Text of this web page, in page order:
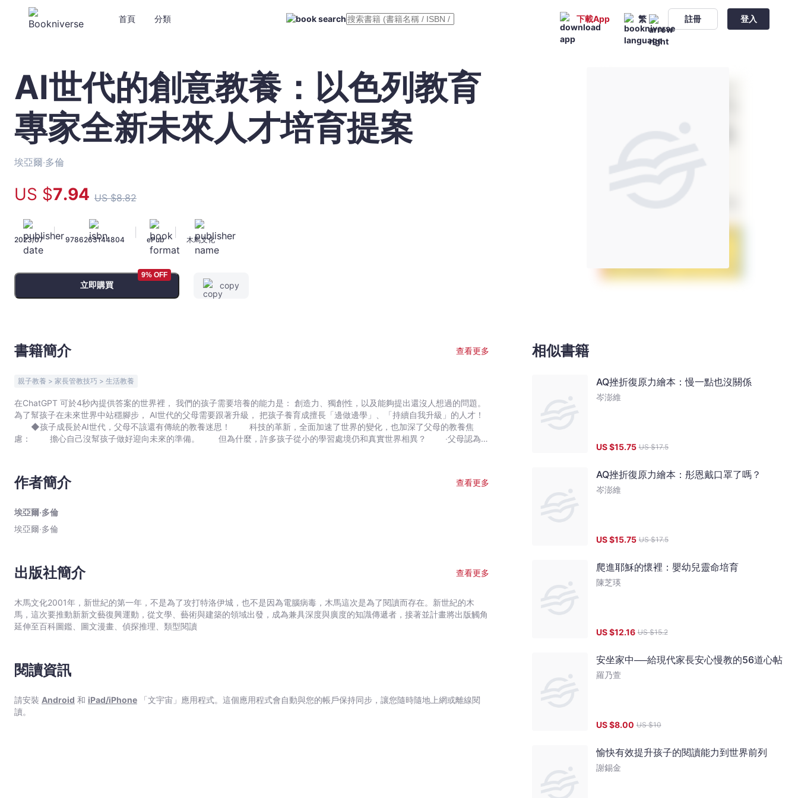
首頁 分類 下載App 繁 註冊 登入
AI
世
代
的
創
教
以
色
列
教
育
家
新
人
才
育
提
案
埃
爾‧
多
-
文
｜
AI世代的創意教養：以色列教育
專家全新未來人才培育提案
埃亞爾‧多倫
US $7.94 US $8.82
2023/07
|
9786263144804 ePub 木馬文化
立即購買
9% OFF
copy
書籍簡介 查看更多
親子教養 > 家長管教技巧 > 生活教養
在ChatGPT 可於4秒內提供答案的世界裡， 我們的孩子需要培養的能力是： 創造力、獨創性，以及能夠提出還沒人想過的問題。
為了幫孩子在未來世界中站穩腳步， AI世代的父母需要跟著升級， 把孩子養育成擅長「邊做邊學」、「持續自我升級」的人才！
◆孩子成長於AI世代，父母不該還有傳統的教養迷思！ 科技的革新，全面加速了世界的變化，也加深了父母的教養焦
慮： 擔心自己沒幫孩子做好迎向未來的準備。 但為什麼，許多孩子從小的學習處境仍和真實世界相異？ ‧父母認為創
的行業？ ◆升級教養思維與策略，為孩子準備好迎向未來新世界的能力！ AI世代的父母必須為孩子提供自我實現的工
具， 並且使他們成為有能力持續自我升級、自我更新的人。 首先，我們要成為升級過的新版本父母，為孩子提供獨一無
發？ ‧為什麼未來世界的舞台，將會是有熱情、有執念的孩子大放異彩？ ‧如何用電玩精神來育兒，讓孩子不怕挫折、善作
你們家庭獨特風格的創意活動？如何讓孩子藉此持續發現新觀點？ ◆成為充滿創造力的父母，樂於和孩子一起在新世界中發
做邊學」的父母，善用四種「創意教養工具」， 陪伴孩子養成不怕失敗的韌性、靈活應變的創意，從實做中累積自我更新的
能力。 ◆以「創意教養」來育兒，讓親子都成為「更好版本的自己」 父母不是已過人生巔峰的成年旁觀者，而是因育兒
更具意義，成為最展現自己風格的父母； 同時，也更幫助孩子有能力面對未來挑戰，讓孩子發展出獨一無二的他自己，
成為不容取代的人才──這正是「創意教養」的價值所在。 本書特色 ★創新之國以色列教育部顧問、芬蘭HundrED世界教育
創新獎得主劃時代創新之作 ★了解AI世代孩子五大必備能力：好奇心、內在動機、創造力、社交技巧和科技力 ★作者專
作者簡介 查看更多
埃亞爾‧多倫
埃亞爾‧多倫
出版社簡介 查看更多
木馬文化2001年，新世紀的第一年，不是為了攻打特洛伊城，也不是因為電腦病毒，木馬這次是為了閱讀而存在。新世紀的木
馬，這次要推動新新文藝復興運動，從文學、藝術與建築的領域出發，成為兼具深度與廣度的知識傳遞者，接著並計畫將出版觸角
延伸至百科圖鑑、圖文漫畫、偵探推理、類型閱讀
閱讀資訊
請安裝 Android 和 iPad/iPhone 「文宇宙」應用程式。這個應用程式會自動與您的帳戶保持同步，讓您隨時隨地上網或離線閱
讀。
相似書籍
AQ挫折復原力繪本：慢一點也沒關係
岑澎維
US $15.75 US $17.5
AQ挫折復原力繪本：彤恩戴口罩了嗎？
岑澎維
US $15.75 US $17.5
爬進耶穌的懷裡：嬰幼兒靈命培育
陳芝瑛
US $12.16 US $15.2
安坐家中──給現代家長安心慢教的56道心帖
羅乃萱
US $8.00 US $10
愉快有效提升孩子的閱讀能力到世界前列
謝錫金